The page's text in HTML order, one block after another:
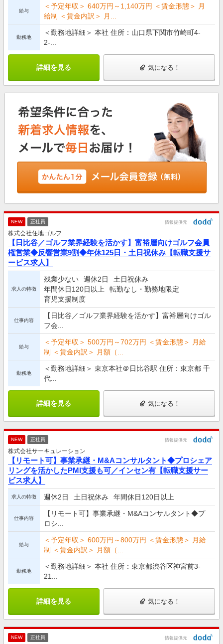
給与
＜予定年収＞ 640万円～1,140万円 ＜賃金形態＞ 月
給制 ＜賃金内訳＞ 月...
勤務地
＜勤務地詳細＞ 本社 住所：山口県下関市竹崎町4-
2-...
詳細を見る 気になる！
NEW 正社員 情報提供元
株式会社住地ゴルフ
【日比谷／ゴルフ業界経験を活かす】富裕層向けゴルフ会員
権営業◆反響営業9割◆年休125日・土日祝休み【転職支援サ
ービス求人】
求人の特徴
残業少ない 週休2日
土日祝休み
年間休日120日以上
転勤なし・勤務地限定
育児支援制度
仕事内容
【日比谷／ゴルフ業界経験を活かす】富裕層向けゴル
フ会...
給与
＜予定年収＞ 500万円～702万円 ＜賃金形態＞ 月給
制 ＜賃金内訳＞ 月額（...
勤務地
＜勤務地詳細＞ 東京本社＠日比谷駅 住所：東京都 千
代...
詳細を見る 気になる！
NEW 正社員 情報提供元
株式会社サーキュレーション
【リモート可】事業承継・M&Aコンサルタント◆プロシェア
リングを活かしたPMI支援も可／インセン有【転職支援サー
ビス求人】
求人の特徴 週休2日 土日祝休み 年間休日120日以上
仕事内容
【リモート可】事業承継・M&Aコンサルタント◆プ
ロシ...
給与
＜予定年収＞ 600万円～800万円 ＜賃金形態＞ 月給
制 ＜賃金内訳＞ 月額（...
勤務地
＜勤務地詳細＞ 本社 住所：東京都渋谷区神宮前3-
21...
詳細を見る 気になる！
NEW 正社員 情報提供元